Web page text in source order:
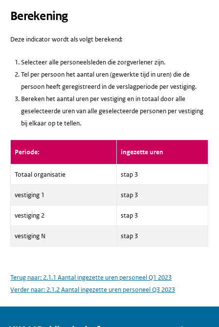
Berekening
Deze indicator wordt als volgt berekend:
Selecteer alle personeelsleden die zorgverlener zijn.
Tel per persoon het aantal uren (gewerkte tijd in uren) die de
persoon heeft geregistreerd in de verslagperiode per vestiging.
Bereken het aantal uren per vestiging en in totaal door alle
geselecteerde uren van alle geselecteerde personen per vestiging
bij elkaar op te tellen.
Periode: ingezette uren
Totaal organisatie stap 3
vestiging 1 stap 3
vestiging 2 stap 3
vestiging N stap 3
Terug naar: 2.1.1 Aantal ingezette uren personeel Q1 2023
Verder naar: 2.1.2 Aantal ingezette uren personeel Q3 2023